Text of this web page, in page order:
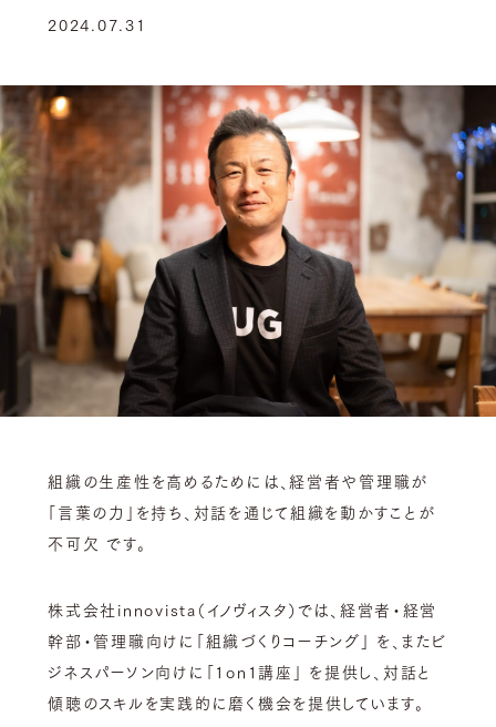
2024.07.31
組織の生産性を高めるためには、経営者や管理職が
「言葉の力」を持ち、対話を通じて組織を動かすことが
不可欠 です。
株式会社innovista（イノヴィスタ）では、経営者・経営
幹部・管理職向けに「組織づくりコーチング」 を、またビ
ジネスパーソン向けに「1on1講座」 を提供し、対話と
傾聴のスキルを実践的に磨く機会を提供しています。